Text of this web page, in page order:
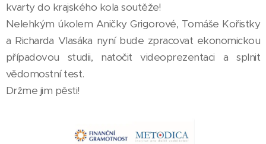
kvarty do krajského kola soutěže!
Nelehkým úkolem Aničky Grigorové, Tomáše Kořistky
a Richarda Vlasáka nyní bude zpracovat ekonomickou
případovou studii, natočit videoprezentaci a splnit
vědomostní test.
Držme jim pěsti!